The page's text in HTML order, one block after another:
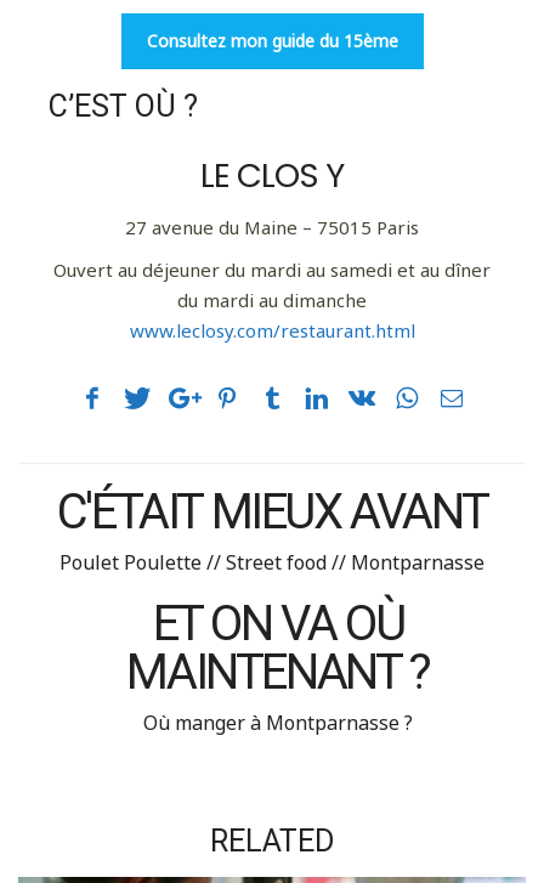
Consultez mon guide du 15ème
C’EST OÙ ?
LE CLOS Y
27 avenue du Maine – 75015 Paris
Ouvert au déjeuner du mardi au samedi et au dîner
du mardi au dimanche
www.leclosy.com/restaurant.html
C'ÉTAIT MIEUX AVANT
Poulet Poulette // Street food // Montparnasse
ET ON VA OÙ
MAINTENANT ?
Où manger à Montparnasse ?
RELATED